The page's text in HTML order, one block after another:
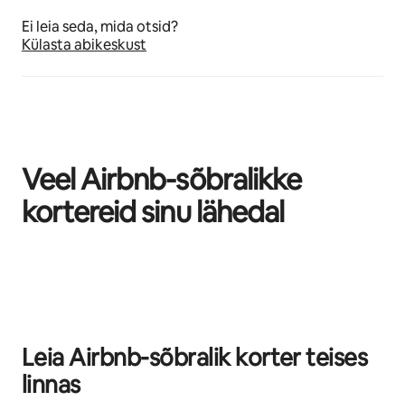
Ei leia seda, mida otsid?
Külasta abikeskust
Veel Airbnb-sõbralikke
kortereid sinu lähedal
Leia Airbnb-sõbralik korter teises
linnas